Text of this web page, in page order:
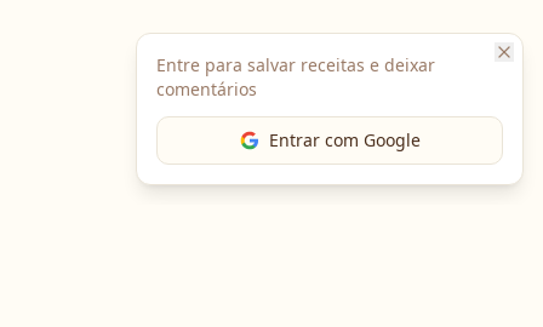
Entre para salvar receitas e deixar
comentários
Entrar com Google